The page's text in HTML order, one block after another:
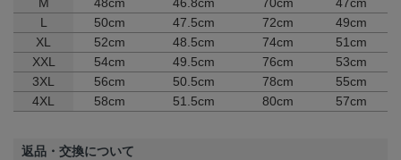
L
50cm 47.5cm 72cm
49cm
XL
52cm 48.5cm 74cm
51cm
XXL
54cm 49.5cm 76cm
53cm
3XL
56cm 50.5cm 78cm
55cm
4XL
58cm 51.5cm 80cm 57cm
返品・交換について